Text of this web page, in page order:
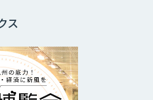
ス